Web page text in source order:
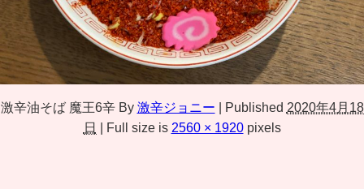
激辛油そば 魔王6辛 By 激辛ジョニー Published 2020年4月18
日
Full size is 2560 × 1920pixels